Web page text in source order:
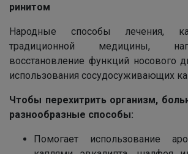
ринитом
Народные способы лечения,
традиционной медицины,
восстановление функций носового
использования сосудосуживающих
Чтобы перехитрить организм,
разнообразные способы:
Помогает использование